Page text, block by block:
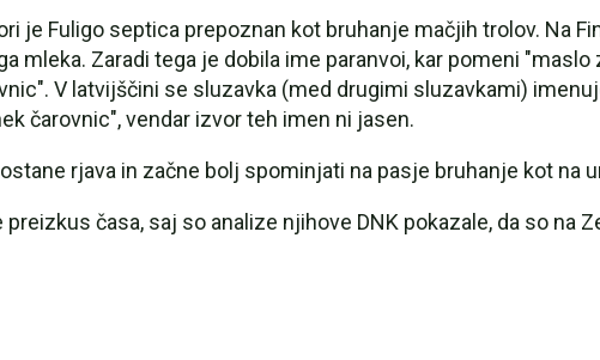
je Fuligo septica prepoznan kot bruhanje mačjih trolov. Na
mleka. Zaradi tega je dobila ime paranvoi, kar pomeni
V latvijščini se sluzavka (med drugimi sluzavkami)
čarovnic", vendar izvor teh imen ni jasen.
rjava in začne bolj spominjati na pasje bruhanje kot na
časa, saj so analize njihove DNK pokazale, da so na